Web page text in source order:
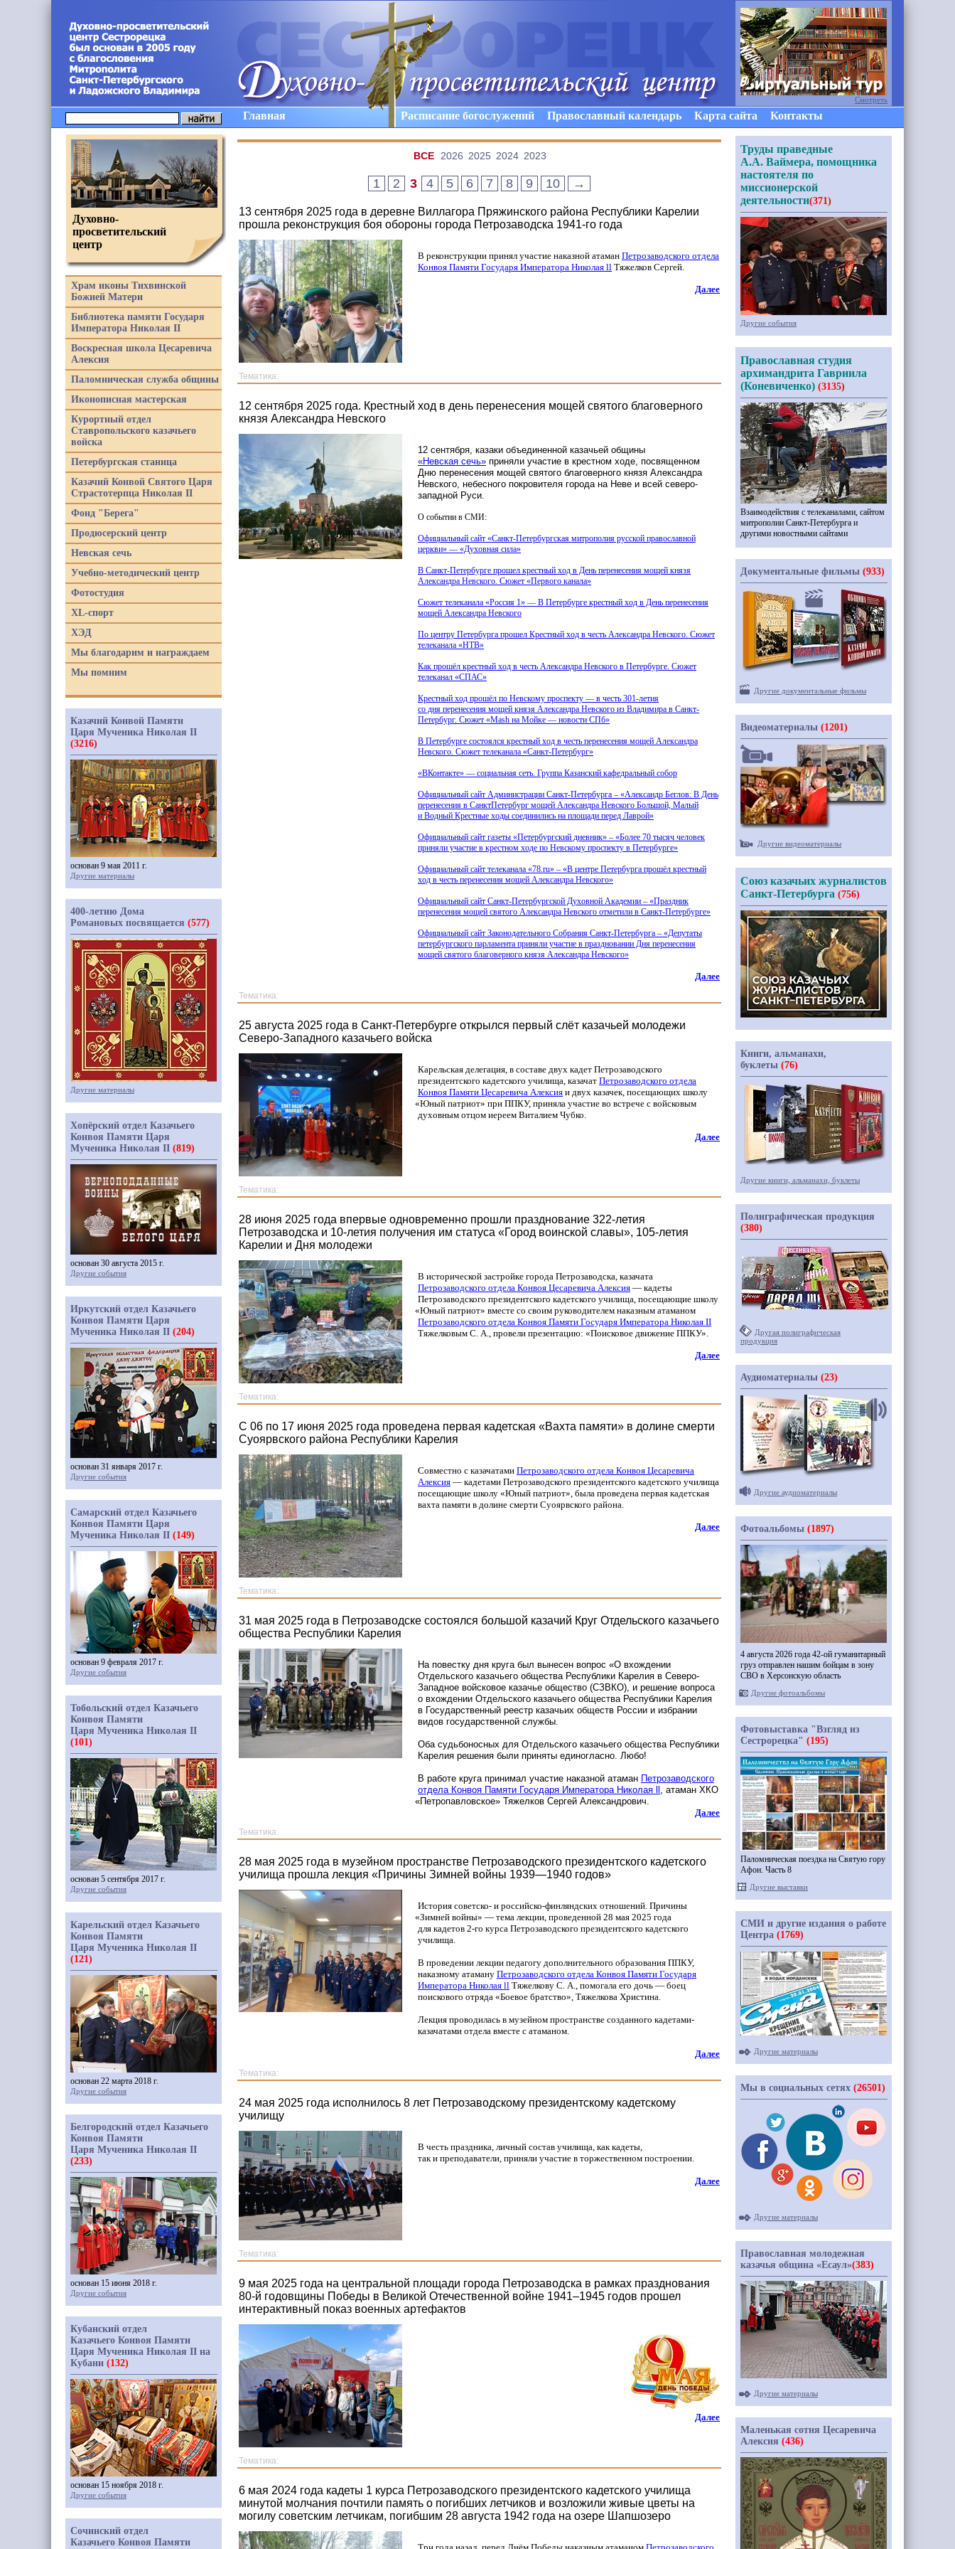
Главная Расписание богослужений Православный календарь Карта сайта Контакты
ВCE 2026 2025 2024 2023
1 2 3 4 5 6 7 8 9 10 →
13 сентября 2025 года в деревне Виллагора Пряжинского района Республики Карелии
прошла реконструкция боя обороны города Петрозаводска 1941-го года
В реконструкции принял участие наказной атаман Петрозаводского отдела
Конвоя Памяти Государя Императора Николая ll Тяжелков Сергей.
Далее
Тематика:
12 сентября 2025 года. Крестный ход в день перенесения мощей святого благоверного
князя Александра Невского
12 сентября, казаки объединенной казачьей общины
«Невская сечь» приняли участие в крестном ходе, посвященном
Дню перенесения мощей святого благоверного князя Александра
Невского, небесного покровителя города на Неве и всей северо-
западной Руси.
О событии в СМИ:
Официальный сайт «Санкт-Петербургская митрополия русской православной
церкви» — «Духовная сила»
В Санкт-Петербурге прошел крестный ход в День перенесения мощей князя
Александра Невского. Сюжет «Первого канала»
Сюжет телеканала «Россия 1» — В Петербурге крестный ход в День перенесения
мощей Александра Невского
По центру Петербурга прошел Крестный ход в честь Александра Невского. Сюжет
телеканала «НТВ»
Как прошёл крестный ход в честь Александра Невского в Петербурге. Сюжет
телеканал «СПАС»
Крестный ход прошёл по Невскому проспекту — в честь 301-летия
со дня перенесения мощей князя Александра Невского из Владимира в Санкт-
Петербург. Сюжет «Mash на Мойке — новости СПб»
В Петербурге состоялся крестный ход в честь перенесения мощей Александра
Невского. Сюжет телеканала «Санкт-Петербург»
«ВКонтакте» — социальная сеть. Группа Казанский кафедральный собор
Официальный сайт Администрации Санкт-Петербурга – «Александр Беглов: В День
перенесения в СанктПетербург мощей Александра Невского Большой, Малый
и Водный Крестные ходы соединились на площади перед Лаврой»
Официальный сайт газеты «Петербургский дневник» – «Более 70 тысяч человек
приняли участие в крестном ходе по Невскому проспекту в Петербурге»
Официальный сайт телеканала «78.ru» – «В центре Петербурга прошёл крестный
ход в честь перенесения мощей Александра Невского»
Официальный сайт Санкт-Петербургской Духовной Академии – «Праздник
перенесения мощей святого Александра Невского отметили в Санкт-Петербурге»
Официальный сайт Законодательного Собрания Санкт-Петербурга – «Депутаты
петербургского парламента приняли участие в праздновании Дня перенесения
мощей святого благоверного князя Александра Невского»
Далее
Тематика:
25 августа 2025 года в Санкт-Петербурге открылся первый слёт казачьей молодежи
Северо-Западного казачьего войска
Карельская делегация, в составе двух кадет Петрозаводского
президентского кадетского училища, казачат Петрозаводского отдела
Конвоя Памяти Цесаревича Алексия и двух казачек, посещающих школу
«Юный патриот» при ППКУ, приняла участие во встрече с войсковым
духовным отцом иереем Виталием Чубко.
Далее
Тематика:
28 июня 2025 года впервые одновременно прошли празднование 322-летия
Петрозаводска и 10-летия получения им статуса «Город воинской славы», 105-летия
Карелии и Дня молодежи
В исторической застройке города Петрозаводска, казачата
Петрозаводского отдела Конвоя Цесаревича Алексия — кадеты
Петрозаводского президентского кадетского училища, посещающие школу
«Юный патриот» вместе со своим руководителем наказным атаманом
Петрозаводского отдела Конвоя Памяти Государя Императора Николая II
Тяжелковым С. А., провели презентацию: «Поисковое движение ППКУ».
Далее
Тематика:
С 06 по 17 июня 2025 года проведена первая кадетская «Вахта памяти» в долине смерти
Суоярвского района Республики Карелия
Совместно с казачатами Петрозаводского отдела Конвоя Цесаревича
Алексия — кадетами Петрозаводского президентского кадетского училища
посещающие школу «Юный патриот», была проведена первая кадетская
вахта памяти в долине смерти Суоярвского района.
Далее
Тематика:
31 мая 2025 года в Петрозаводске состоялся большой казачий Круг Отдельского казачьего
общества Республики Карелия
На повестку дня круга был вынесен вопрос «О вхождении
Отдельского казачьего общества Республики Карелия в Северо-
Западное войсковое казачье общество (СЗВКО), и решение вопроса
о вхождении Отдельского казачьего общества Республики Карелия
в Государственный реестр казачьих обществ России и избрании
видов государственной службы.
Оба судьбоносных для Отдельского казачьего общества Республики
Карелия решения были приняты единогласно. Любо!
В работе круга принимал участие наказной атаман Петрозаводского
отдела Конвоя Памяти Государя Императора Николая ll , атаман ХКО
«Петропавловское» Тяжелков Сергей Александрович.
Далее
Тематика:
28 мая 2025 года в музейном пространстве Петрозаводского президентского кадетского
училища прошла лекция «Причины Зимней войны 1939—1940 годов»
История советско- и российско-финляндских отношений. Причины
«Зимней войны» — тема лекции, проведенной 28 мая 2025 года
для кадетов 2-го курса Петрозаводского президентского кадетского
училища.
В проведении лекции педагогу дополнительного образования ППКУ,
наказному атаману Петрозаводского отдела Конвоя Памяти Государя
Императора Николая ll Тяжелкову С. А., помогала его дочь — боец
поискового отряда «Боевое братство», Тяжелкова Христина.
Лекция проводилась в музейном пространстве созданного кадетами-
казачатами отдела вместе с атаманом.
Далее
Тематика:
24 мая 2025 года исполнилось 8 лет Петрозаводскому президентскому кадетскому
училищу
В честь праздника, личный состав училища, как кадеты,
так и преподаватели, приняли участие в торжественном построении.
Далее
Тематика:
9 мая 2025 года на центральной площади города Петрозаводска в рамках празднования
80-й годовщины Победы в Великой Отечественной войне 1941–1945 годов прошел
интерактивный показ военных артефактов
Далее
Тематика:
6 мая 2024 года кадеты 1 курса Петрозаводского президентского кадетского училища
минутой молчания почтили память о погибших летчиков и возложили живые цветы на
могилу советским летчикам, погибшим 28 августа 1942 года на озере Шапшозеро
Духовно-
просветительский
центр
Храм иконы Тихвинской
Божией Матери
Библиотека памяти Государя
Императора Николая II
Воскресная школа Цесаревича
Алексия
Паломническая служба общины
Иконописная мастерская
Курортный отдел
Ставропольского казачьего
войска
Петербургская станица
Казачий Конвой Святого Царя
Страстотерпца Николая II
Фонд "Берега"
Продюсерский центр
Невская сечь
Учебно-методический центр
Фотостудия
XL-спорт
ХЭД
Мы благодарим и награждаем
Мы помним
Казачий Конвой Памяти
Царя Мученика Николая II
(3216)
основан 9 мая 2011 г.
Другие материалы
400-летию Дома
Романовых посвящается (577)
Другие материалы
Хопёрский отдел Казачьего
Конвоя Памяти Царя
Мученика Николая II (819)
основан 30 августа 2015 г.
Другие события
Иркутский отдел Казачьего
Конвоя Памяти Царя
Мученика Николая II (204)
основан 31 января 2017 г.
Другие события
Самарский отдел Казачьего
Конвоя Памяти Царя
Мученика Николая II (149)
основан 9 февраля 2017 г.
Другие события
Тобольский отдел Казачьего
Конвоя Памяти
Царя Мученика Николая II
(101)
основан 5 сентября 2017 г.
Другие события
Карельский отдел Казачьего
Конвоя Памяти
Царя Мученика Николая II
(121)
основан 22 марта 2018 г.
Другие события
Белгородский отдел Казачьего
Конвоя Памяти
Царя Мученика Николая II
(233)
основан 15 июня 2018 г.
Другие события
Кубанский отдел
Казачьего Конвоя Памяти
Царя Мученика Николая II на
Кубани (132)
основан 15 ноября 2018 г.
Другие события
Сочинский отдел
Казачьего Конвоя Памяти
Смотреть
Труды праведные
А.А. Ваймера, помощника
настоятеля по
миссионерской
деятельности(371)
Другие события
Православная студия
архимандрита Гавриила
(Коневиченко) (3135)
Взаимодействия с телеканалами, сайтом
митрополии Санкт-Петербурга и
другими новостными сайтами
Документальные фильмы (933)
Другие документальные фильмы
Видеоматериалы (1201)
Другие видеоматериалы
Союз казачьих журналистов
Санкт-Петербурга (756)
Книги, альманахи,
буклеты (76)
Другие книги, альманахи, буклеты
Полиграфическая продукция
(380)
Другая полиграфическая
продукция
Аудиоматериалы (23)
Другие аудиоматериалы
Фотоальбомы (1897)
4 августа 2026 года 42-ой гуманитарный
груз отправлен нашим бойцам в зону
СВО в Херсонскую область
Другие фотоальбомы
Фотовыставка "Взгляд из
Сестрорецка" (195)
Паломническая поездка на Святую гору
Афон. Часть 8
Другие выставки
СМИ и другие издания о работе
Центра (1769)
Другие материалы
Мы в социальных сетях (26501)
Другие материалы
Православная молодежная
казачья община «Есаул»(383)
Другие материалы
Маленькая сотня Цесаревича
Алексия (436)